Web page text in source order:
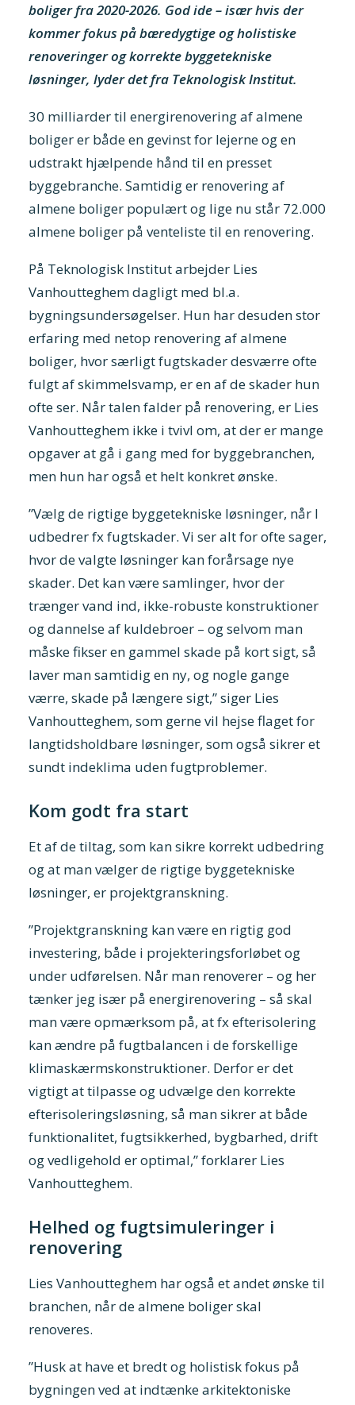
boliger fra 2020-2026. God ide – især hvis der
kommer fokus på bæredygtige og holistiske
renoveringer og korrekte byggetekniske
løsninger, lyder det fra Teknologisk Institut.
30 milliarder til energirenovering af almene
boliger er både en gevinst for lejerne og en
udstrakt hjælpende hånd til en presset
byggebranche. Samtidig er renovering af
almene boliger populært og lige nu står 72.000
almene boliger på venteliste til en renovering.
På Teknologisk Institut arbejder Lies
Vanhoutteghem dagligt med bl.a.
bygningsundersøgelser. Hun har desuden stor
erfaring med netop renovering af almene
boliger, hvor særligt fugtskader desværre ofte
fulgt af skimmelsvamp, er en af de skader hun
ofte ser. Når talen falder på renovering, er Lies
Vanhoutteghem ikke i tvivl om, at der er mange
opgaver at gå i gang med for byggebranchen,
men hun har også et helt konkret ønske.
”Vælg de rigtige byggetekniske løsninger, når I
udbedrer fx fugtskader. Vi ser alt for ofte sager,
hvor de valgte løsninger kan forårsage nye
skader. Det kan være samlinger, hvor der
trænger vand ind, ikke-robuste konstruktioner
og dannelse af kuldebroer – og selvom man
måske fikser en gammel skade på kort sigt, så
laver man samtidig en ny, og nogle gange
værre, skade på længere sigt,” siger Lies
Vanhoutteghem, som gerne vil hejse flaget for
langtidsholdbare løsninger, som også sikrer et
sundt indeklima uden fugtproblemer.
Kom godt fra start
Et af de tiltag, som kan sikre korrekt udbedring
og at man vælger de rigtige byggetekniske
løsninger, er projektgranskning.
”Projektgranskning kan være en rigtig god
investering, både i projekteringsforløbet og
under udførelsen. Når man renoverer – og her
tænker jeg især på energirenovering – så skal
man være opmærksom på, at fx efterisolering
kan ændre på fugtbalancen i de forskellige
klimaskærmskonstruktioner. Derfor er det
vigtigt at tilpasse og udvælge den korrekte
efterisoleringsløsning, så man sikrer at både
funktionalitet, fugtsikkerhed, bygbarhed, drift
og vedligehold er optimal,” forklarer Lies
Vanhoutteghem.
Helhed og fugtsimuleringer i
renovering
Lies Vanhoutteghem har også et andet ønske til
branchen, når de almene boliger skal
renoveres.
”Husk at have et bredt og holistisk fokus på
bygningen ved at indtænke arkitektoniske